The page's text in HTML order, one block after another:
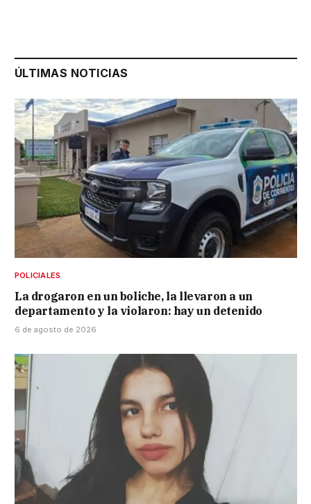
ÚLTIMAS NOTICIAS
POLICIALES
La drogaron en un boliche, la llevaron a un
departamento y la violaron: hay un detenido
6 de agosto de 2026